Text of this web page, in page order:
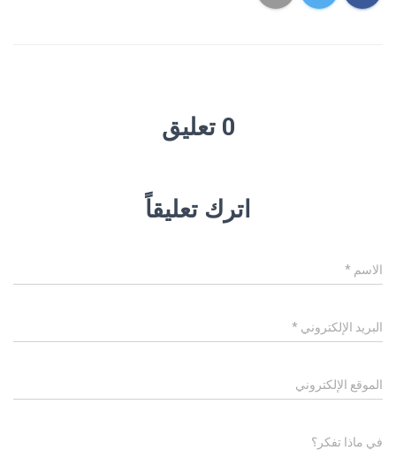
0 تعليق
اترك تعليقاً
الاسم *
البريد الإلكتروني *
الموقع الإلكتروني
في ماذا تفكر؟